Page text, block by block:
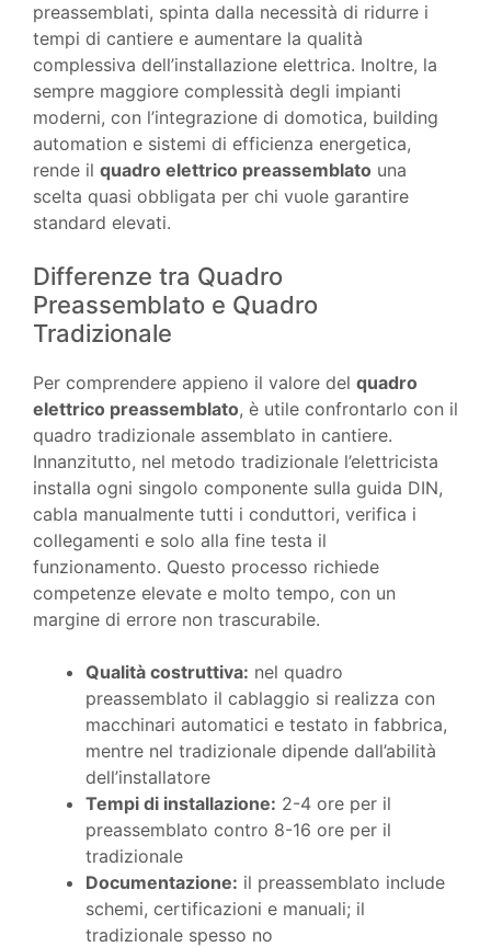
preassemblati, spinta dalla necessità di ridurre i
tempi di cantiere e aumentare la qualità
complessiva dell’installazione elettrica. Inoltre, la
sempre maggiore complessità degli impianti
moderni, con l’integrazione di domotica, building
automation e sistemi di efficienza energetica,
rende il quadro elettrico preassemblato una
scelta quasi obbligata per chi vuole garantire
standard elevati.
Differenze tra Quadro
Preassemblato e Quadro
Tradizionale
Per comprendere appieno il valore del quadro
elettrico preassemblato, è utile confrontarlo con il
quadro tradizionale assemblato in cantiere.
Innanzitutto, nel metodo tradizionale l’elettricista
installa ogni singolo componente sulla guida DIN,
cabla manualmente tutti i conduttori, verifica i
collegamenti e solo alla fine testa il
funzionamento. Questo processo richiede
competenze elevate e molto tempo, con un
margine di errore non trascurabile.
Qualità costruttiva: nel quadro
preassemblato il cablaggio si realizza con
macchinari automatici e testato in fabbrica,
mentre nel tradizionale dipende dall’abilità
dell’installatore
Tempi di installazione: 2-4 ore per il
preassemblato contro 8-16 ore per il
tradizionale
Documentazione: il preassemblato include
schemi, certificazioni e manuali; il
tradizionale spesso no